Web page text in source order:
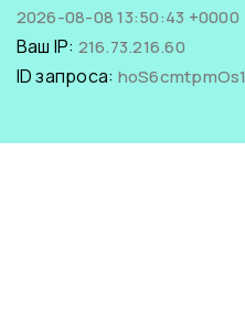
2026-08-08 13:50:43 +0000
Ваш IP: 216.73.216.60
ID запроса: hoS6cmtpmOs1